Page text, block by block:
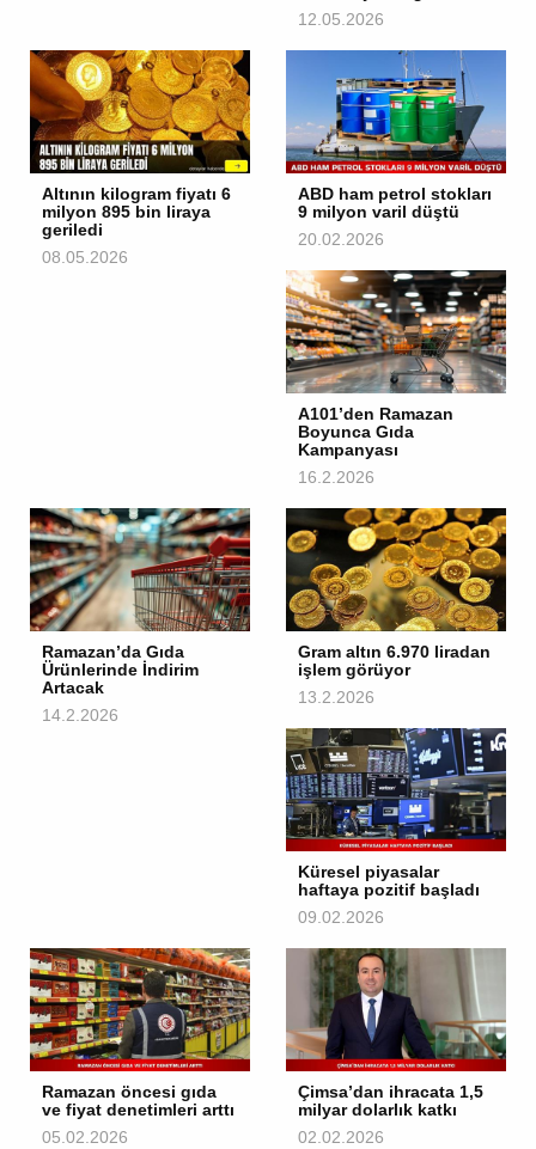
12.05.2026
Altının kilogram fiyatı 6
milyon 895 bin liraya
geriledi
08.05.2026
ABD ham petrol stokları
9 milyon varil düştü
20.02.2026
A101’den Ramazan
Boyunca Gıda
Kampanyası
16.2.2026
Ramazan’da Gıda
Ürünlerinde İndirim
Artacak
14.2.2026
Gram altın 6.970 liradan
işlem görüyor
13.2.2026
Küresel piyasalar
haftaya pozitif başladı
09.02.2026
Ramazan öncesi gıda
ve fiyat denetimleri arttı
05.02.2026
Çimsa’dan ihracata 1,5
milyar dolarlık katkı
02.02.2026